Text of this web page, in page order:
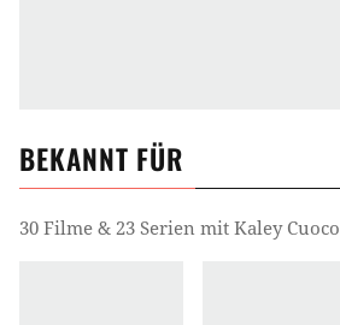
BEKANNT FÜR
30 Filme & 23 Serien mit Kaley Cuoco